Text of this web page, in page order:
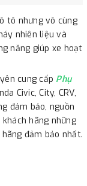
tô nhưng vô cùng
nhiên liệu và
năng giúp xe hoạt
cung cấp Phụ
Civic, City, CRV,
đảm bảo, nguồn
hãng những
đảm bảo nhất.